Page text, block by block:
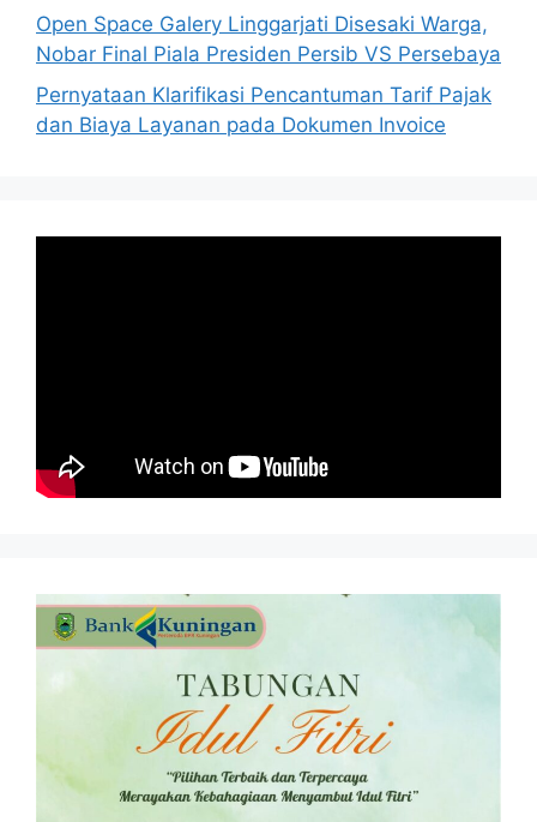
Open Space Galery Linggarjati Disesaki Warga,
Nobar Final Piala Presiden Persib VS Persebaya
Pernyataan Klarifikasi Pencantuman Tarif Pajak
dan Biaya Layanan pada Dokumen Invoice